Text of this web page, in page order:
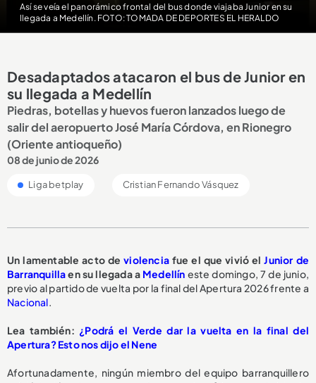
Así se veía el panorámico frontal del bus donde viajaba Junior en su
llegada a Medellín. FOTO: TOMADA DE DEPORTES EL HERALDO
Desadaptados atacaron el bus de Junior en
su llegada a Medellín
Piedras, botellas y huevos fueron lanzados luego de
salir del aeropuerto José María Córdova, en Rionegro
(Oriente antioqueño)
08 de junio de 2026
Liga betplay Cristian Fernando Vásquez
Un lamentable acto deviolencia fue el que vivió elJunior de
Barranquillaen su llegada a Medellín este domingo, 7 de junio,
previo al partido de vuelta por la final del Apertura 2026 frente a
Nacional.
Lea también: ¿Podrá el Verde dar la vuelta en la final del
Apertura? Esto nos dijo el Nene
Afortunadamente, ningún miembro del equipo barranquillero